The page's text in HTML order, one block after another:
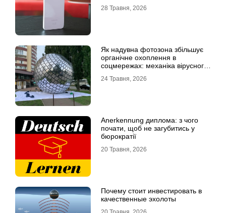
28 Травня, 2026
Як надувна фотозона збільшує
органічне охоплення в
соцмережах: механіка вірусного
24 Травня, 2026
Anerkennung диплома: з чого
почати, щоб не загубитись у
бюрократії
20 Травня, 2026
Почему стоит инвестировать в
качественные эхолоты